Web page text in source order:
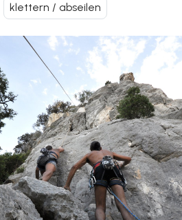
klettern / abseilen